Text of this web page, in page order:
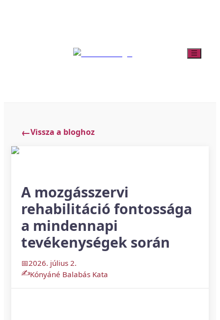
Vissza a bloghoz
A mozgásszervi
rehabilitáció fontossága
a mindennapi
tevékenységek során
2026. július 2.
Kónyáné Balabás Kata